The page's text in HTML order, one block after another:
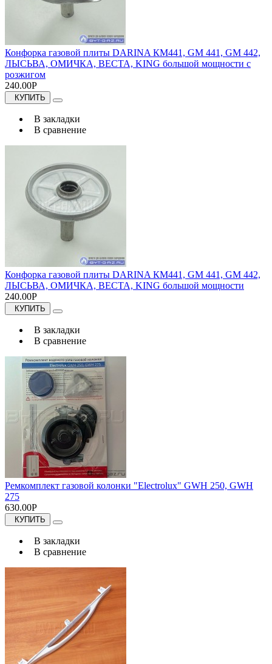
Конфорка газовой плиты DARINA КМ441, GM 441, GM 442,
ЛЫСЬВА, ОМИЧКА, ВЕСТА, KING большой мощности с
розжигом
240.00Р
КУПИТЬ
В закладки
В сравнение
Конфорка газовой плиты DARINA КМ441, GM 441, GM 442,
ЛЫСЬВА, ОМИЧКА, ВЕСТА, KING большой мощности
240.00Р
КУПИТЬ
В закладки
В сравнение
Ремкомплект газовой колонки "Electrolux" GWH 250, GWH
275
630.00Р
КУПИТЬ
В закладки
В сравнение